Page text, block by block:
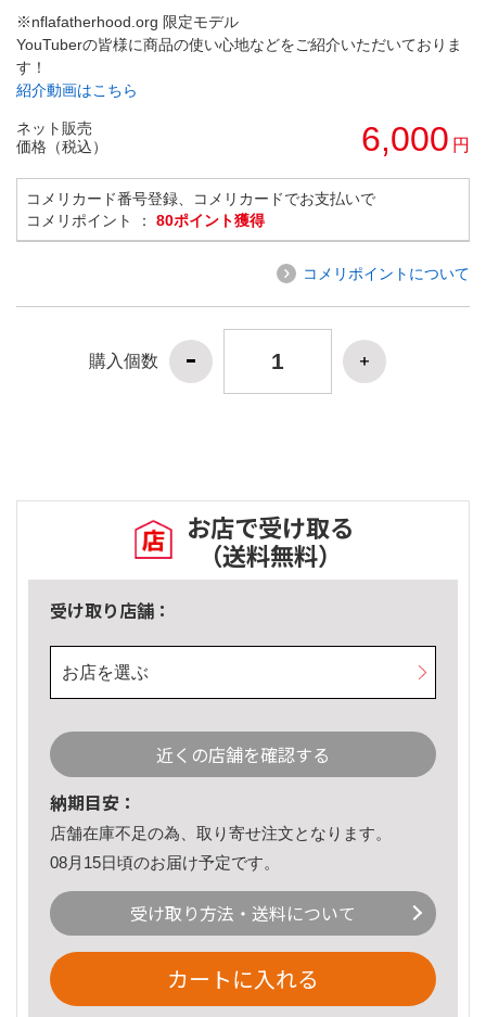
※nflafatherhood.org 限定モデル
YouTuberの皆様に商品の使い心地などをご紹介いただいておりま
す！
紹介動画はこちら
ネット販売
価格（税込）
6,000 円
コメリカード番号登録、コメリカードでお支払いで
コメリポイント ： 80ポイント獲得
コメリポイントについて
購入個数
お店で受け取る
（送料無料）
受け取り店舗：
お店を選ぶ
近くの店舗を確認する
納期目安：
店舗在庫不足の為、取り寄せ注文となります。
08月15日頃のお届け予定です。
受け取り方法・送料について
カートに入れる